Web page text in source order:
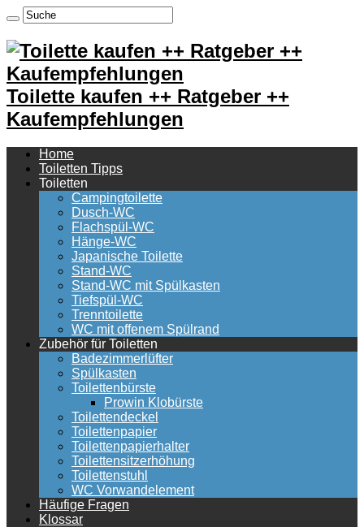
Toilette kaufen ++ Ratgeber ++
Kaufempfehlungen
Home
Toiletten Tipps
Toiletten
Campingtoilette
Dusch-WC
Flachspül-WC
Hänge-WC
Japanische Toilette
Stand-WC
Stand-WC mit Spülkasten
Tiefspül-WC
Trenntoilette
WC mit offenem Spülrand
Zubehör für Toiletten
Badezimmerlüfter
Spülkasten
Toilettenbürste
Prowin Klobürste
Toilettendeckel
Toilettenpapier
Toilettenpapierhalter
Toilettensitzerhöhung
Toilettenstuhl
WC Vorwandelement
Häufige Fragen
Klossar